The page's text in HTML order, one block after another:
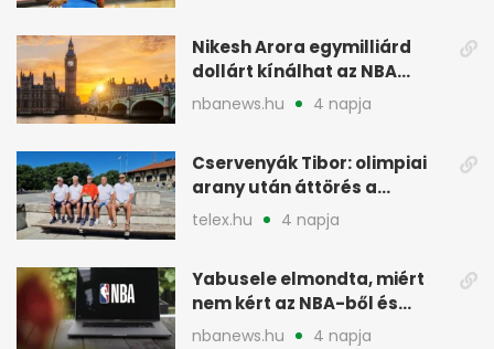
Nikesh Arora egymilliárd
dollárt kínálhat az NBA
Europe londoni csapatáért
nbanews.hu 4 napja
Cservenyák Tibor: olimpiai
arany után áttörés a
rákkutatásban
telex.hu 4 napja
Yabusele elmondta, miért
nem kért az NBA-ből és
miért jött Európába
nbanews.hu 4 napja